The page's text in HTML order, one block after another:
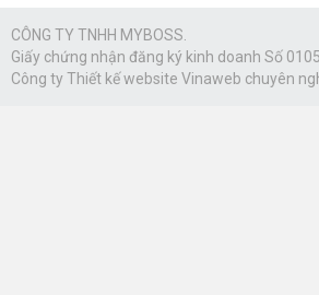
CÔNG TY TNHH MYBOSS.
Giấy chứng nhận đăng ký kinh doanh Số
Công tyThiết kế website Vinaweb chuyên